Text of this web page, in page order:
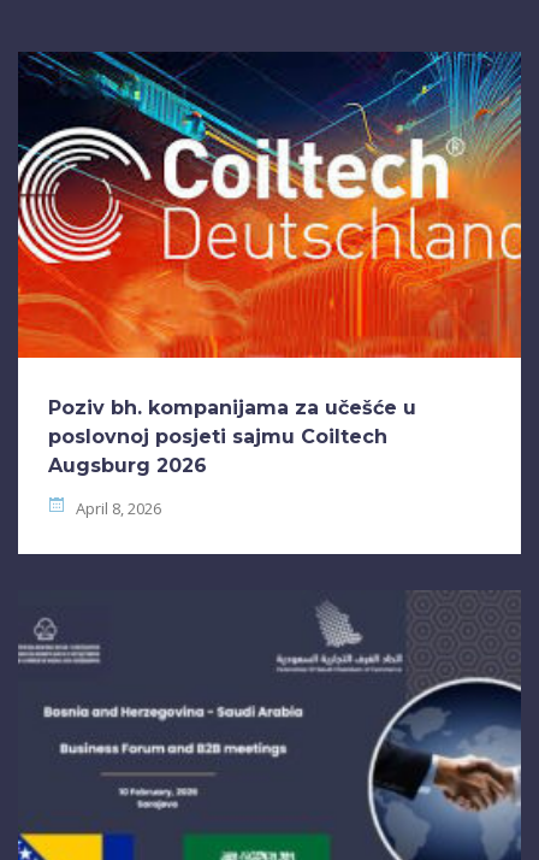
Poziv bh. kompanijama za učešće u
poslovnoj posjeti sajmu Coiltech
Augsburg 2026
April 8, 2026